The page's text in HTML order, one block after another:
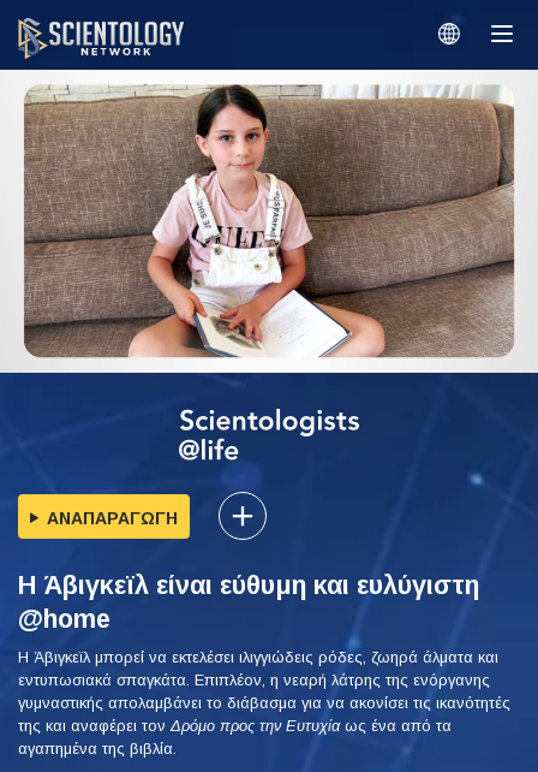
ΑΝΑΠΑΡΑΓΩΓΗ
Η Άβιγκεϊλ είναι εύθυμη και ευλύγιστη
@home
Η Άβιγκεϊλ μπορεί να εκτελέσει ιλιγγιώδεις ρόδες, ζωηρά άλματα και
εντυπωσιακά σπαγκάτα. Επιπλέον, η νεαρή λάτρης της ενόργανης
γυμναστικής απολαμβάνει το διάβασμα για να ακονίσει τις ικανότητές
της και αναφέρει τον Δρόμο προς την Ευτυχίαως ένα από τα
αγαπημένα της βιβλία.